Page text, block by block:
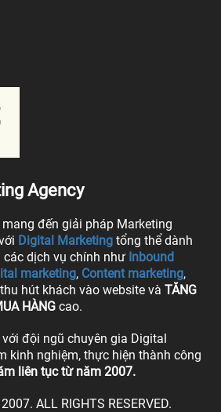
Agency
đến giải pháp Marketing
Digital Marketing tổng thể dành
dịch vụ chính như Inbound
marketing, Content marketing,
thu hút khách vào website và TĂNG
HÀNG cao.
đội ngũ chuyên gia Digital
kinh nghiệm, thực hiện thành công
liên tục từ năm 2007.
ALL RIGHTS RESERVED.